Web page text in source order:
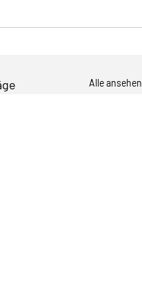
Alle ansehen